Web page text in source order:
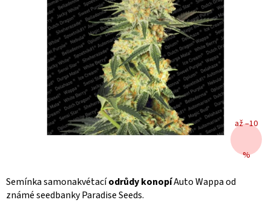
Semínka samonakvétacíodrůdy konopíAuto Wappa od
známé seedbanky Paradise Seeds.
až –10
%